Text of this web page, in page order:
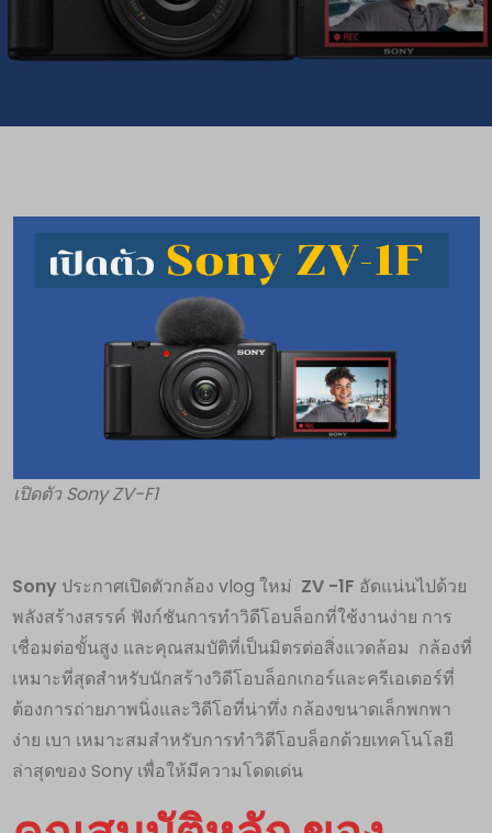
เปิดตัว Sony ZV-F1
Sony ประกาศเปิดตัวกล้อง vlog ใหม่ ZV -1F อัดแน่นไปด้วย
พลังสร้างสรรค์ ฟังก์ชันการทำวิดีโอบล็อกที่ใช้งานง่าย การ
เชื่อมต่อขั้นสูง และคุณสมบัติที่เป็นมิตรต่อสิ่งแวดล้อม กล้องที่
เหมาะที่สุดสำหรับนักสร้างวิดีโอบล็อกเกอร์และครีเอเตอร์ที่
ต้องการถ่ายภาพนิ่งและวิดีโอที่น่าทึ่ง กล้องขนาดเล็กพกพา
ง่าย เบา เหมาะสมสำหรับการทำวิดีโอบล็อกด้วยเทคโนโลยี
ล่าสุดของ Sony เพื่อให้มีความโดดเด่น